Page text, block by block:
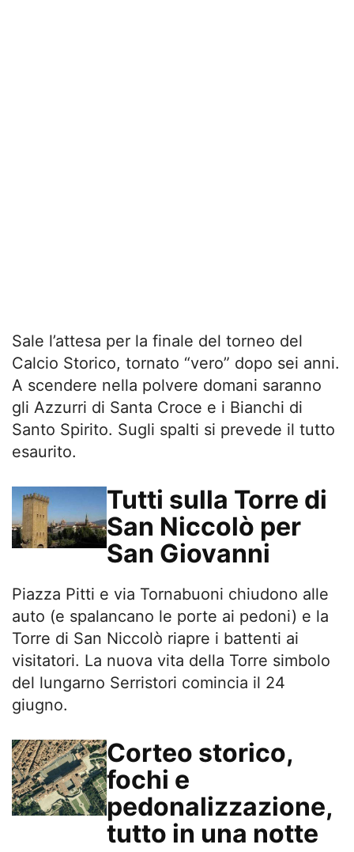
Sale l’attesa per la finale del torneo del
Calcio Storico, tornato “vero” dopo sei anni.
A scendere nella polvere domani saranno
gli Azzurri di Santa Croce e i Bianchi di
Santo Spirito. Sugli spalti si prevede il tutto
esaurito.
Tutti sulla Torre di
San Niccolò per
San Giovanni
Piazza Pitti e via Tornabuoni chiudono alle
auto (e spalancano le porte ai pedoni) e la
Torre di San Niccolò riapre i battenti ai
visitatori. La nuova vita della Torre simbolo
del lungarno Serristori comincia il 24
giugno.
Corteo storico,
fochi e
pedonalizzazione,
tutto in una notte